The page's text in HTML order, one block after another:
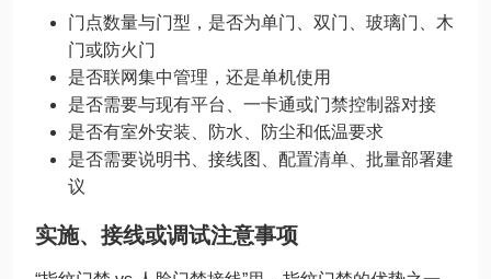
门点数量与门型，是否为单门、双门、玻璃门、木
门或防火门
是否联网集中管理，还是单机使用
是否需要与现有平台、一卡通或门禁控制器对接
是否有室外安装、防水、防尘和低温要求
是否需要说明书、接线图、配置清单、批量部署建
议
实施、接线或调试注意事项